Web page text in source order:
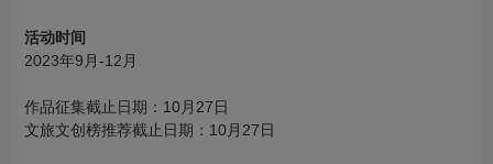
活动时间
2023年9月-12月
作品征集截止日期：10月27日
文旅文创榜推荐截止日期：10月27日